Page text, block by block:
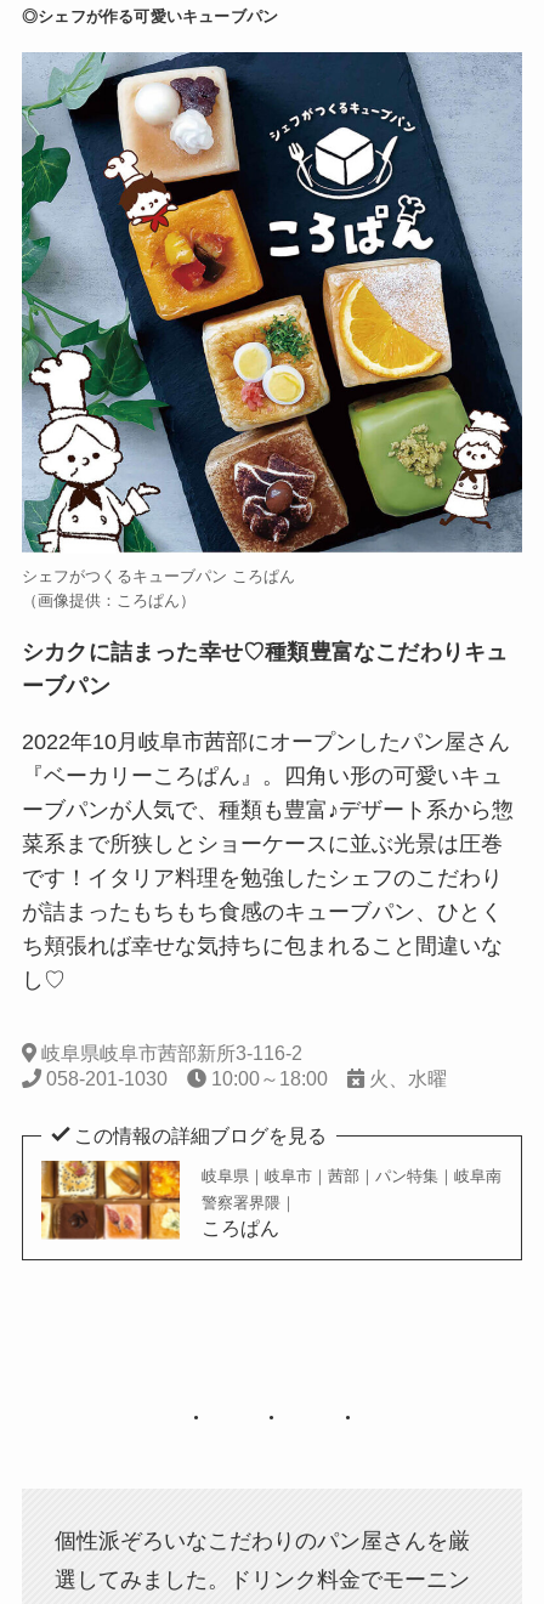
◎シェフが作る可愛いキューブパン
シェフがつくるキューブパン ころぱん
（画像提供：ころぱん）
シカクに詰まった幸せ♡種類豊富なこだわりキュ
ーブパン
2022年10月岐阜市茜部にオープンしたパン屋さん
『ベーカリーころぱん』。四角い形の可愛いキュ
ーブパンが人気で、種類も豊富♪デザート系から惣
菜系まで所狭しとショーケースに並ぶ光景は圧巻
です！イタリア料理を勉強したシェフのこだわり
が詰まったもちもち食感のキューブパン、ひとく
ち頬張れば幸せな気持ちに包まれること間違いな
し♡
岐阜県岐阜市茜部新所3-116-2
058-201-1030
10:00～18:00 火、水曜
この情報の詳細ブログを見る
岐阜県｜岐阜市｜茜部｜パン特集｜岐阜南
警察署界隈｜
ころぱん
個性派ぞろいなこだわりのパン屋さんを厳
選してみました。ドリンク料金でモーニン